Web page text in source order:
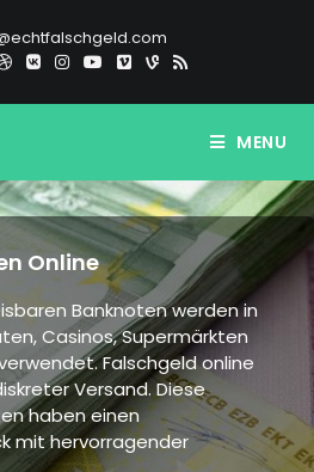
MENU
Online
Banknoten werden in
Casinos, Supermärkten
Falschgeld online
Versand. Diese
haben einen
mit hervorragender